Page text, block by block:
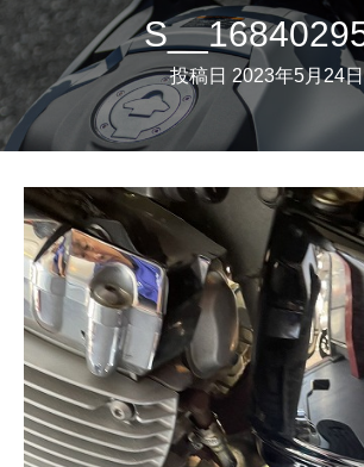
投稿日 2023年5月24日